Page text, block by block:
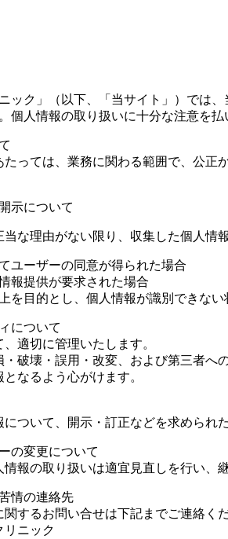
ック」（以下、「当サイト」）では
個人情報の取り扱いに十分な注意を払
っては、業務に関わる範囲で、公
示について
な理由がない限り、収集した個人情
ユーザーの同意が得られた場合
報提供が要求された場合
を目的とし、個人情報が識別できな
について
適切に管理いたします。
破壊・誤用・改変、および第三者
なるよう心がけます。
ついて、開示・訂正などを求められ
の変更について
報の取り扱いは適宜見直しを行い、
情の連絡先
するお問い合せは下記までご連絡くだ
リニック